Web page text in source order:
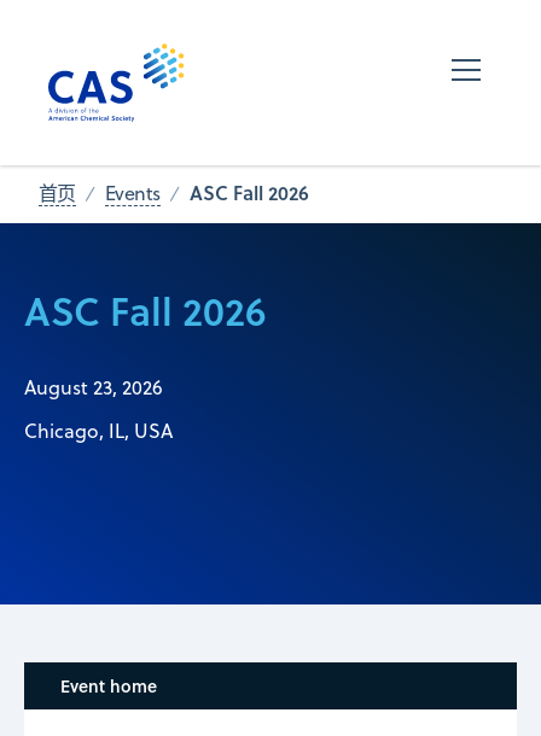
首页 Events ASC Fall 2026
ASC Fall 2026
August 23, 2026
Chicago, IL, USA
Event home